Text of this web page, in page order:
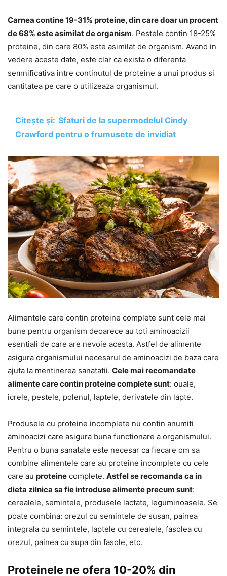
Carnea contine 19-31% proteine, din care doar un procent
de 68% este asimilat de organism. Pestele contin 18-25%
proteine, din care 80% este asimilat de organism. Avand in
vedere aceste date, este clar ca exista o diferenta
semnificativa intre continutul de proteine a unui produs si
cantitatea pe care o utilizeaza organismul.
Citește și: Sfaturi de la supermodelul Cindy
Crawford pentru o frumusete de invidiat
Alimentele care contin proteine complete sunt cele mai
bune pentru organism deoarece au toti aminoacizii
esentiali de care are nevoie acesta. Astfel de alimente
asigura organismului necesarul de aminoacizi de baza care
ajuta la mentinerea sanatatii. Cele mai recomandate
alimente care contin proteine complete sunt: ouale,
icrele, pestele, polenul, laptele, derivatele din lapte.
Produsele cu proteine incomplete nu contin anumiti
aminoacizi care asigura buna functionare a organismului.
Pentru o buna sanatate este necesar ca fiecare om sa
combine alimentele care au proteine incomplete cu cele
care au proteine complete. Astfel se recomanda ca in
dieta zilnica sa fie introduse alimente precum sunt:
cerealele, semintele, produsele lactate, leguminoasele. Se
poate combina: orezul cu semintele de susan, painea
integrala cu semintele, laptele cu cerealele, fasolea cu
orezul, painea cu supa din fasole, etc.
Proteinele ne ofera 10-20% din